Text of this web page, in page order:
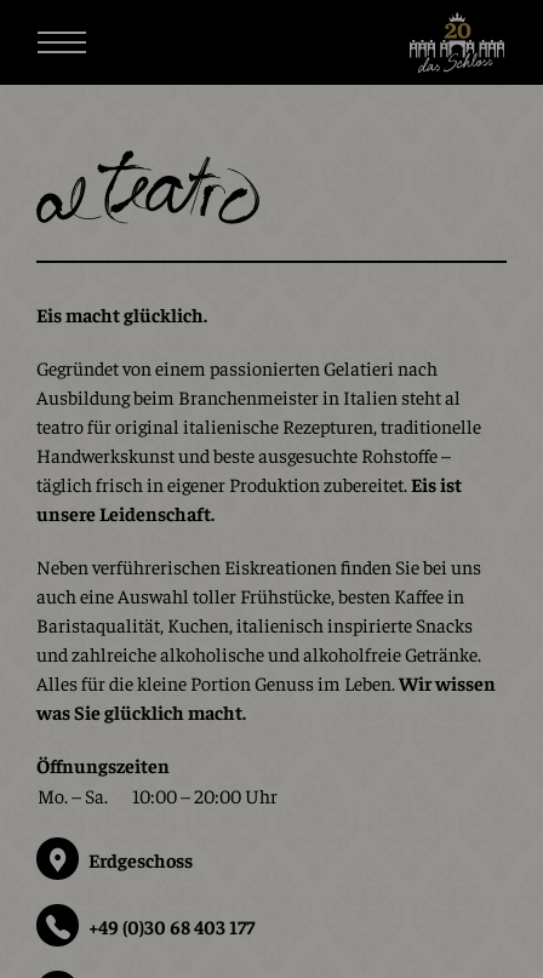
Eis macht glücklich.
Gegründet von einem passionierten Gelatieri nach
Ausbildung beim Branchenmeister in Italien steht al
teatro für original italienische Rezepturen, traditionelle
Handwerkskunst und beste ausgesuchte Rohstoffe –
täglich frisch in eigener Produktion zubereitet.Eis ist
unsere Leidenschaft.
Neben verführerischen Eiskreationen finden Sie bei uns
auch eine Auswahl toller Frühstücke, besten Kaffee in
Baristaqualität, Kuchen, italienisch inspirierte Snacks
und zahlreiche alkoholische und alkoholfreie Getränke.
Alles für die kleine Portion Genuss im Leben.Wir wissen
was Sie glücklich macht.
Öffnungszeiten
Mo. – Sa.
10:00 – 20:00 Uhr
Erdgeschoss
+49 (0)30 68 403 177